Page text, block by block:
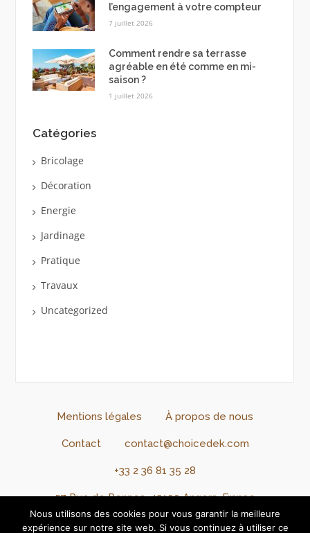
l’engagement à votre compteur
7 juillet 2026
Comment rendre sa terrasse
agréable en été comme en mi-
saison ?
1 juillet 2026
Catégories
Bricolage
Décoration
Energie
Jardinage
Pratique
Travaux
Uncategorized
Mentions légales À propos de nous
Contact contact@choicedek.com
+33 2 36 81 35 28
57 Rue de Rennes, 49100 Angers, France
Connexion Inscription
Nous utilisons des cookies pour vous garantir la meilleure
expérience sur notre site web. Si vous continuez à utiliser ce